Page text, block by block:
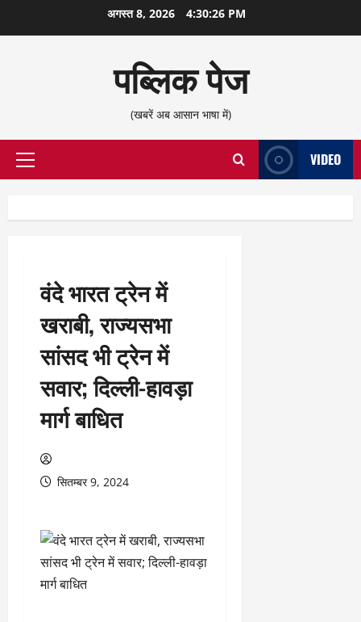
सामग्री
अगस्त 8, 2026 4:30:27 PM
पब्लिक पेज
(खबरें अब आसान भाषा में)
प्राथमिक
VIDEO
वंदे भारत ट्रेन में
खराबी, राज्यसभा
सांसद भी ट्रेन में
सवार; दिल्ली-हावड़ा
मार्ग बाधित
सितम्बर 9, 2024